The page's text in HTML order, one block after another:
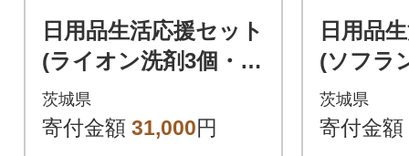
日用品生活応援セット
(ライオン洗剤3個・ク
レラップ11本)
茨城県
寄付金額 31,000円
日用品
(ソフラ
消臭フ
マの香
茨城県
寄付金額